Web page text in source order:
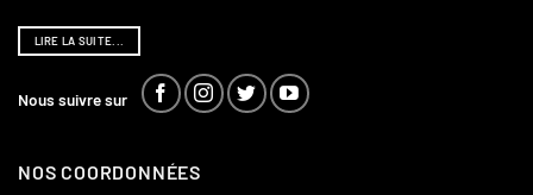
LIRE LA SUITE...
Nous suivre sur
NOS COORDONNÉES